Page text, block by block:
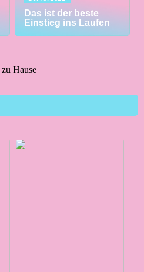
Das ist der beste
Einstieg ins Laufen
Hause